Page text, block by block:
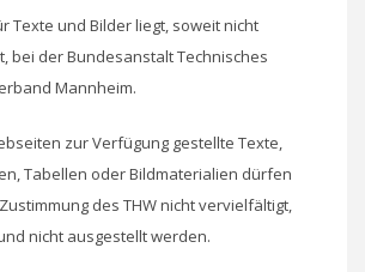
Texte und Bilder liegt, soweit nicht
bei der Bundesanstalt Technisches
Mannheim.
zur Verfügung gestellte Texte,
Tabellen oder Bildmaterialien dürfen
des THW nicht vervielfältigt,
nicht ausgestellt werden.